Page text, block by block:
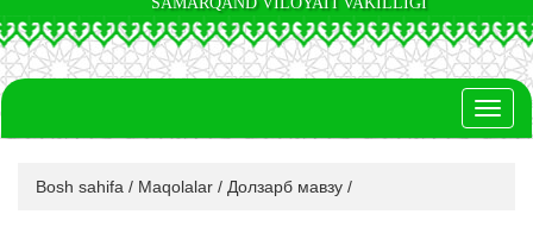
Bosh sahifa / Maqolalar / Долзарб мавзу /